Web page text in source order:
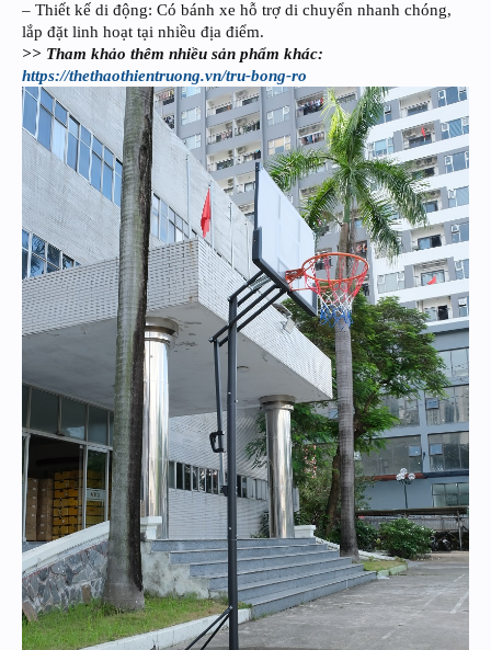
– Thiết kế di động: Có bánh xe hỗ trợ di chuyển nhanh chóng,
lắp đặt linh hoạt tại nhiều địa điểm.
>> Tham khảo thêm nhiều sản phẩm khác:
https://thethaothientruong.vn/tru-bong-ro